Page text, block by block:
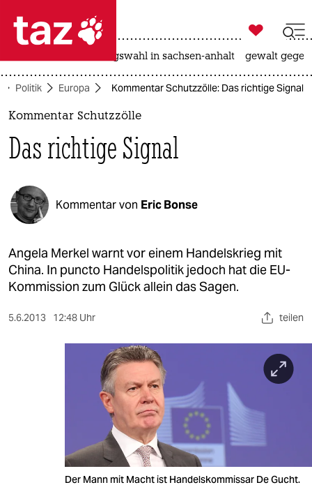
 taz zahl ich
taz zahl ich
politik
öko
gesellschaft
kultur
sport
berlin
veranstaltungen

taz zahl ich
landtagswahl in sachsen-anhalt gewalt
Politik Europa Kommentar Schutzzölle: Das richtige Signal
Kommentar Schutzzölle
Das richtige Signal
Kommentar von Eric Bonse
Angela Merkel warnt vor einem Handelskrieg mit
China. In puncto Handelspolitik jedoch hat die EU-
Kommission zum Glück allein das Sagen.
5.6.2013 12:48 Uhr teilen
Der Mann mit Macht ist Handelskommissar De Gucht.